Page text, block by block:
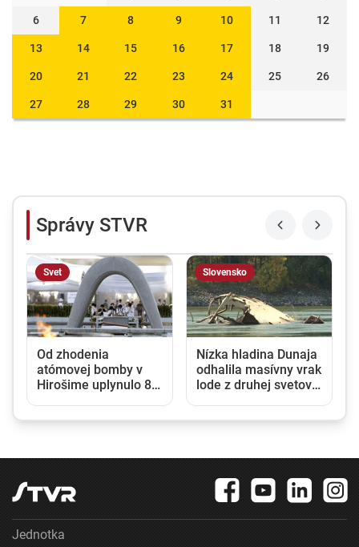
6 7 8 9 10 11 12
13 14 15 16 17 18 19
20 21 22 23 24 25 26
27 28 29 30 31
Správy STVR
Svet
Od zhodenia
atómovej bomby v
Hirošime uplynulo 81
zbraní
Slovensko
Nízka hladina Dunaja
odhalila masívny vrak
lode z druhej svetovej
Jednotka